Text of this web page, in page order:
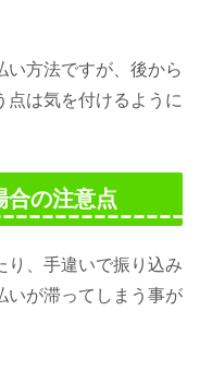
い方法ですが、後から
点は気を付けるように
合の注意点
り、手違いで振り込み
いが滞ってしまう事が